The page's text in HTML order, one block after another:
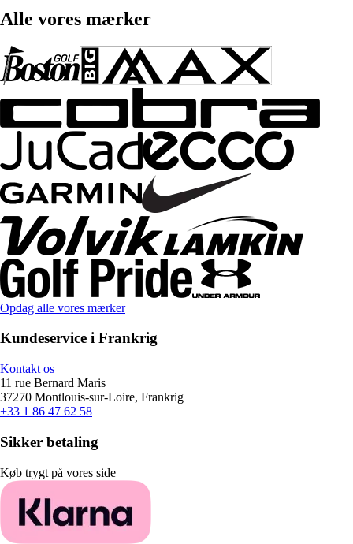
Alle vores mærker
Opdag alle vores mærker
Kundeservice i Frankrig
Kontakt os
11 rue Bernard Maris
37270 Montlouis-sur-Loire, Frankrig
+33 1 86 47 62 58
Sikker betaling
Køb trygt på vores side